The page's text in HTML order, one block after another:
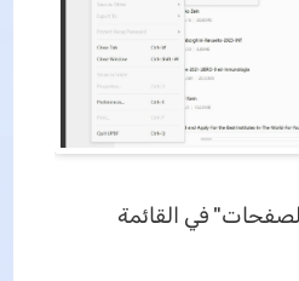
في القائمة